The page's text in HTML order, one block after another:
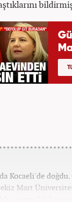
Kocaeli'de
Mart
gazetecilik